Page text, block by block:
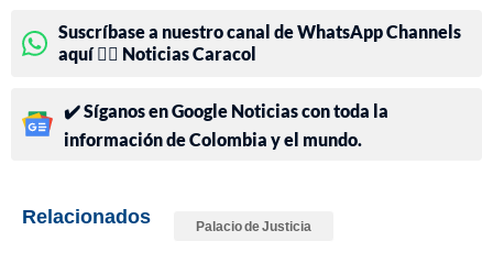
Suscríbase a nuestro canal de WhatsApp Channels
aquí 👉🏻 Noticias Caracol
✔️ Síganos en Google Noticias con toda la
información de Colombia y el mundo.
Relacionados Palacio de Justicia